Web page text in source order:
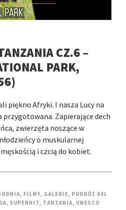
CZ.6 –
PARK,
piękno Afryki. I nasza Lucy na
przygotowana. Zapierające dech
zwierzęta noszące w
o muskularnej
i czcią do kobiet.
, FILMY, GALERIE, PODRÓŻ 041
, SUPERHIT, TANZANIA, UNESCO